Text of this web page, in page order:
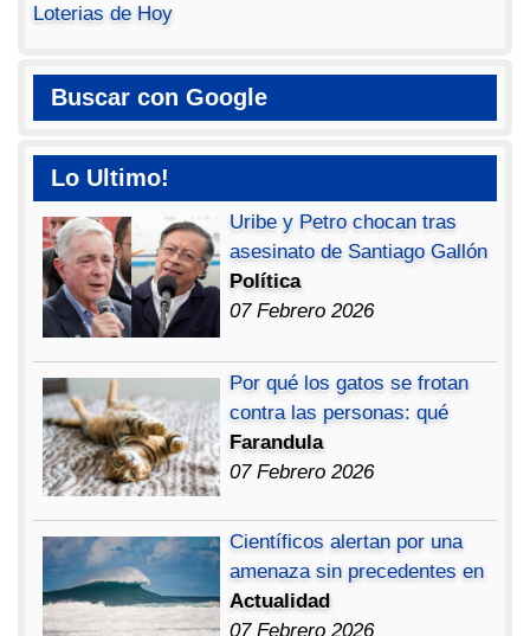
Loterias de Hoy
Buscar con Google
Lo Ultimo!
Uribe y Petro chocan tras
asesinato de Santiago Gallón
Política
07 Febrero 2026
Por qué los gatos se frotan
contra las personas: qué
Farandula
07 Febrero 2026
Científicos alertan por una
amenaza sin precedentes en
Actualidad
07 Febrero 2026